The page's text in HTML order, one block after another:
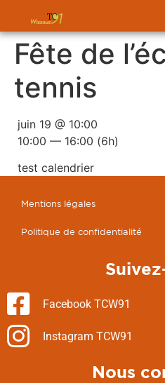
Fête de
tennis
test calendrier
juin 19 @ 10:00
10:00 — 16:00 (6h)
Mentions légales
Politique de confidentialité
Facebook TCW91
Instagram TCW91
Nous